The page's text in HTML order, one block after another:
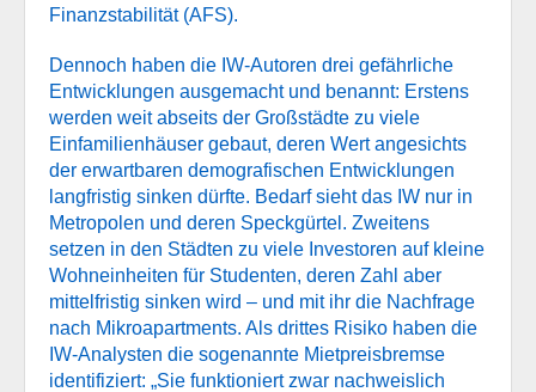
Finanzstabilität (AFS).
Dennoch haben die IW-Autoren drei gefährliche
Entwicklungen ausgemacht und benannt: Erstens
werden weit abseits der Großstädte zu viele
Einfamilienhäuser gebaut, deren Wert angesichts
der erwartbaren demografischen Entwicklungen
langfristig sinken dürfte. Bedarf sieht das IW nur in
Metropolen und deren Speckgürtel. Zweitens
setzen in den Städten zu viele Investoren auf kleine
Wohneinheiten für Studenten, deren Zahl aber
mittelfristig sinken wird – und mit ihr die Nachfrage
nach Mikroapartments. Als drittes Risiko haben die
IW-Analysten die sogenannte Mietpreisbremse
identifiziert: „Sie funktioniert zwar nachweislich